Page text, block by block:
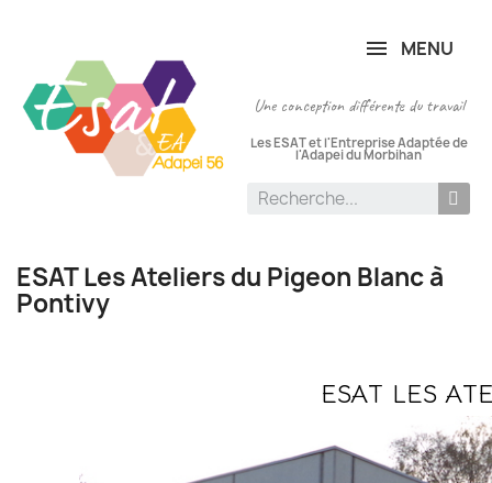
MENU
Une conception différente du travail
Les ESAT et l'Entreprise Adaptée de
l'Adapei du Morbihan
ESAT Les Ateliers du Pigeon Blanc à
Pontivy
ESAT LES